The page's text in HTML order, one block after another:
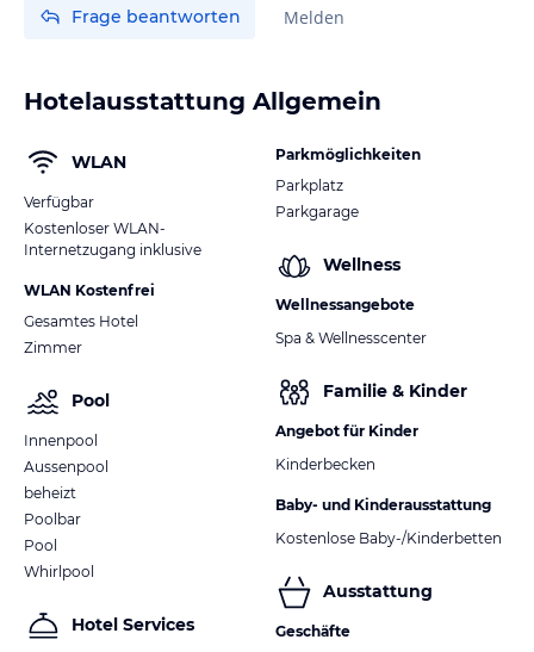
Frage beantworten Melden
Hotelausstattung Allgemein
WLAN
Verfügbar
Kostenloser WLAN-
Internetzugang inklusive
WLAN Kostenfrei
Gesamtes Hotel
Zimmer
Pool
Innenpool
Aussenpool
beheizt
Poolbar
Pool
Whirlpool
Hotel Services
Parkmöglichkeiten
Parkplatz
Parkgarage
Wellness
Wellnessangebote
Spa & Wellnesscenter
Familie & Kinder
Angebot für Kinder
Kinderbecken
Baby- und Kinderausstattung
Kostenlose Baby-/Kinderbetten
Ausstattung
Geschäfte